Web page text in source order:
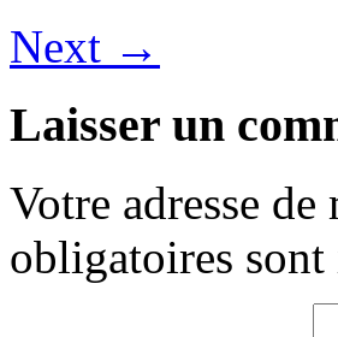
Next →
Laisser un
Votre adresse de
obligatoires